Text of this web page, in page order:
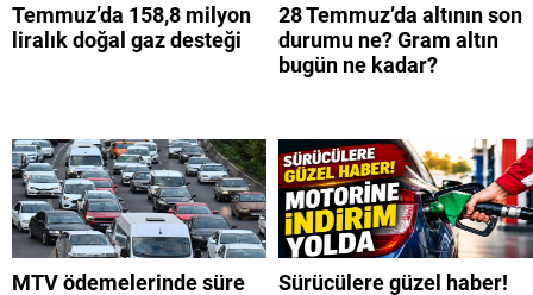
Temmuz’da 158,8 milyon
liralık doğal gaz desteği
28 Temmuz’da altının son
durumu ne? Gram altın
bugün ne kadar?
MTV ödemelerinde süre Sürücülere güzel haber!